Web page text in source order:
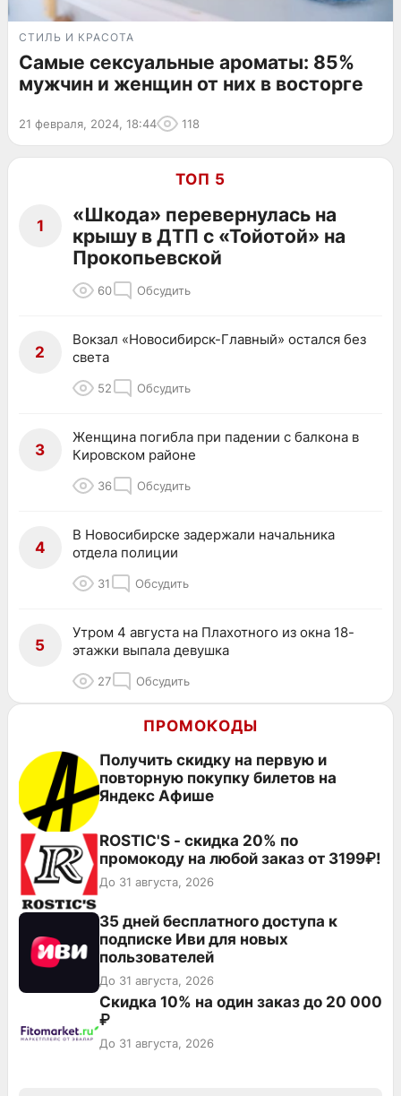
СТИЛЬ И КРАСОТА
Самые сексуальные ароматы: 85%
мужчин и женщин от них в восторге
21 февраля, 2024, 18:44 118
ТОП 5
1
«Шкода» перевернулась на
крышу в ДТП с «Тойотой» на
Прокопьевской
60 Обсудить
2
Вокзал «Новосибирск-Главный» остался без
света
52 Обсудить
3
Женщина погибла при падении с балкона в
Кировском районе
36 Обсудить
4
В Новосибирске задержали начальника
отдела полиции
31 Обсудить
5
Утром 4 августа на Плахотного из окна 18-
этажки выпала девушка
27 Обсудить
ПРОМОКОДЫ
Получить скидку на первую и
повторную покупку билетов на
Яндекс Афише
ROSTIC'S - скидка 20% по
промокоду на любой заказ от 3199₽!
До 31 августа, 2026
35 дней бесплатного доступа к
подписке Иви для новых
пользователей
До 31 августа, 2026
Скидка 10% на один заказ до 20 000
₽
До 31 августа, 2026